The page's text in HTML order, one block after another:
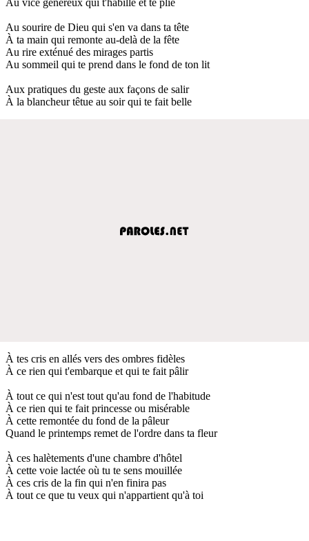
Au sourire de Dieu qui s'en va dans ta tête
À ta main qui remonte au-delà de la fête
Au rire exténué des mirages partis
Au sommeil qui te prend dans le fond de ton lit
Aux pratiques du geste aux façons de salir
À la blancheur têtue au soir qui te fait belle
À tes cris en allés vers des ombres fidèles
À ce rien qui t'embarque et qui te fait pâlir
À tout ce qui n'est tout qu'au fond de l'habitude
À ce rien qui te fait princesse ou misérable
À cette remontée du fond de la pâleur
Quand le printemps remet de l'ordre dans ta fleur
À ces halètements d'une chambre d'hôtel
À cette voie lactée où tu te sens mouillée
À ces cris de la fin qui n'en finira pas
À tout ce que tu veux qui n'appartient qu'à toi